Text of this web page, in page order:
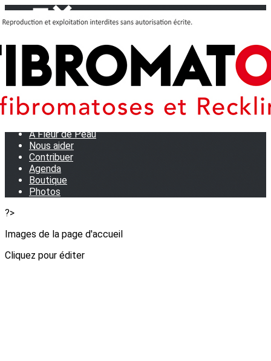
Menu
>
Journées Partage 2026 - La Rochelle
Les manifestations
Tom et son doudou
OSE TA VOIX
M.D.R. Expo
A Fleur de Peau
Nous aider
Contribuer
Agenda
Boutique
Photos
?>
Images de la page d'accueil
Cliquez pour éditer